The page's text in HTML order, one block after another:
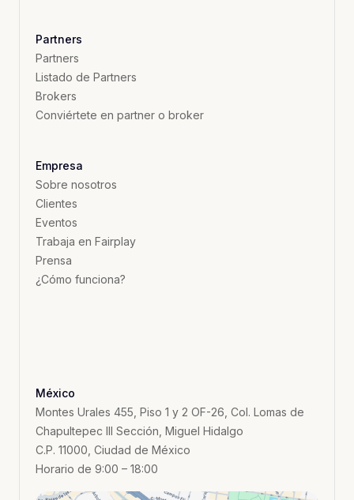
Partners
Partners
Listado de Partners
Brokers
Conviértete en partner o broker
Empresa
Sobre nosotros
Clientes
Eventos
Trabaja en Fairplay
Prensa
¿Cómo funciona?
México
Montes Urales 455, Piso 1 y 2 OF-26, Col. Lomas de
Chapultepec III Sección, Miguel Hidalgo
C.P. 11000, Ciudad de México
Horario de 9:00 – 18:00